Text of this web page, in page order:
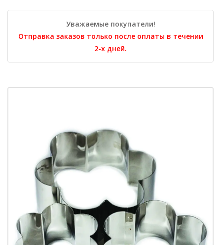
Уважаемые покупатели!
Отправка заказов только после оплаты в течении
2-х дней.